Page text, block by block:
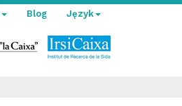
Język
Blog